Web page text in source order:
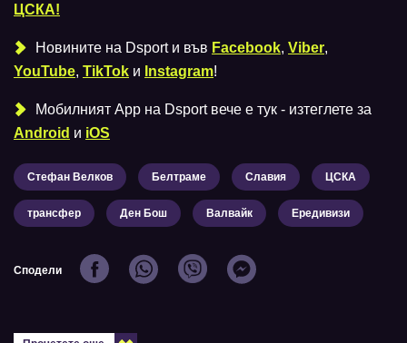
ЦСКА!
Новините на Dsport и във Facebook, Viber,
YouTube, TikTok и Instagram!
Мобилният Аpp на Dsport вече е тук - изтеглете за
Android и iOS
Стефан Велков Белтраме Славия ЦСКА
трансфер Ден Бош Валвайк Ередивизи
Сподели